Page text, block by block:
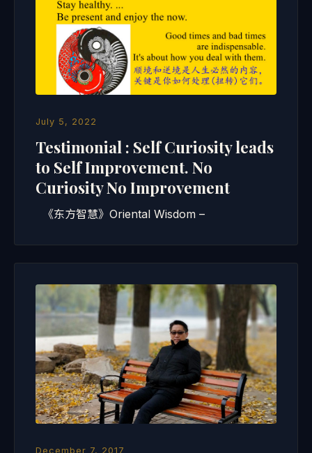
July 5, 2022
Testimonial : Self Curiosity leads
to Self Improvement. No
Curiosity No Improvement
《东方智慧》Oriental Wisdom –
December 7, 2017